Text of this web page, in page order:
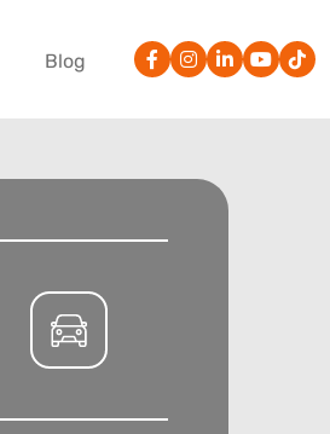
Blog